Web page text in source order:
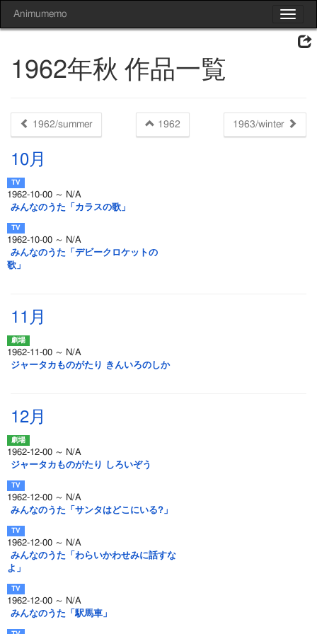
Toggle
Animumemo
1962年秋 作品一覧
1962/summer 1962 1963/winter
10月
1962-10-00 ～ N/A
みんなのうた「カラスの歌」
1962-10-00 ～ N/A
みんなのうた「デビークロケットの
歌」
11月
1962-11-00 ～ N/A
ジャータカものがたり きんいろのしか
12月
1962-12-00 ～ N/A
ジャータカものがたり しろいぞう
1962-12-00 ～ N/A
みんなのうた「サンタはどこにいる?」
1962-12-00 ～ N/A
みんなのうた「わらいかわせみに話すな
よ」
1962-12-00 ～ N/A
みんなのうた「駅馬車」